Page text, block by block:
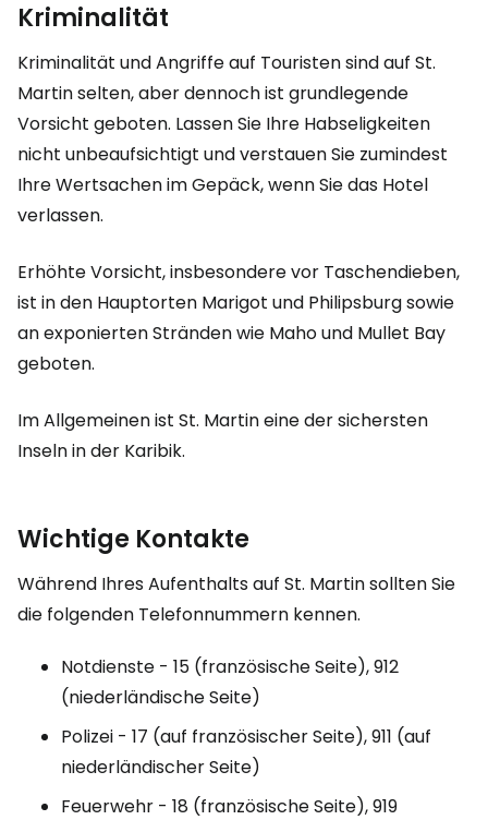
Kriminalität
Kriminalität und Angriffe auf Touristen sind auf St.
Martin selten, aber dennoch ist grundlegende
Vorsicht geboten. Lassen Sie Ihre Habseligkeiten
nicht unbeaufsichtigt und verstauen Sie zumindest
Ihre Wertsachen im Gepäck, wenn Sie das Hotel
verlassen.
Erhöhte Vorsicht, insbesondere vor Taschendieben,
ist in den Hauptorten Marigot und Philipsburg sowie
an exponierten Stränden wie Maho und Mullet Bay
geboten.
Im Allgemeinen ist St. Martin eine der sichersten
Inseln in der Karibik.
Wichtige Kontakte
Während Ihres Aufenthalts auf St. Martin sollten Sie
die folgenden Telefonnummern kennen.
Notdienste - 15 (französische Seite), 912
(niederländische Seite)
Polizei - 17 (auf französischer Seite), 911 (auf
niederländischer Seite)
Feuerwehr - 18 (französische Seite), 919